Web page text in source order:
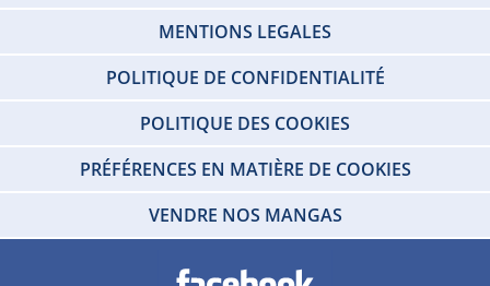
MENTIONS LEGALES
POLITIQUE DE CONFIDENTIALITÉ
POLITIQUE DES COOKIES
PRÉFÉRENCES EN MATIÈRE DE COOKIES
VENDRE NOS MANGAS